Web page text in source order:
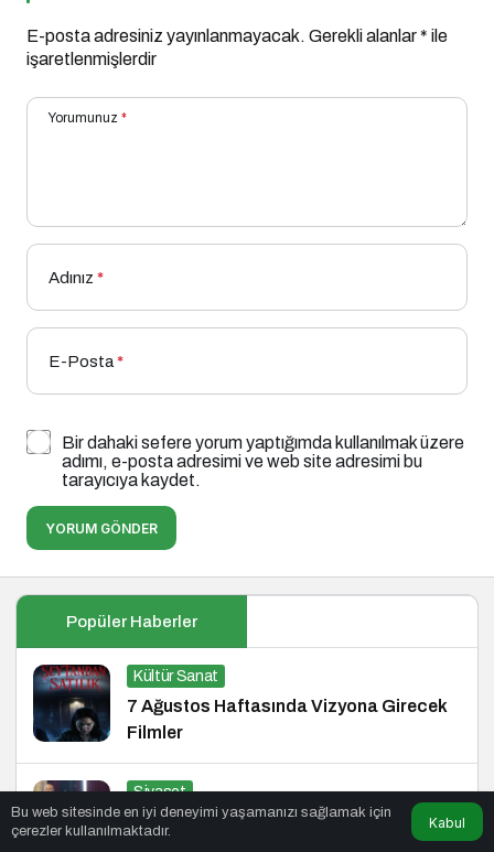
E-posta adresiniz yayınlanmayacak. Gerekli alanlar* ile
işaretlenmişlerdir
Yorumunuz *
Adınız *
E-Posta*
Bir dahaki sefere yorum yaptığımda kullanılmak üzere
adımı, e-posta adresimi ve web site adresimi bu
tarayıcıya kaydet.
YORUM GÖNDER
Popüler Haberler
Kültür Sanat
7 Ağustos Haftasında Vizyona Girecek
Filmler
Siyaset
Yükselen Türkiye Enstitüsü’nden Büyük
Bu web sitesinde en iyi deneyimi yaşamanızı sağlamak için
çerezler kullanılmaktadır.
Kabul